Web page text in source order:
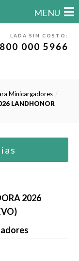
MENU
LADA SIN COSTO:
800 000 5966
Minicargadores
LANDHONOR